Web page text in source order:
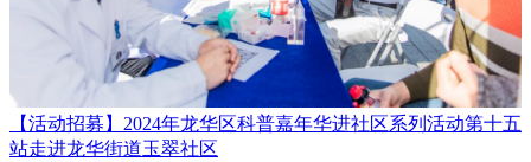
【活动招募】2024年龙华区科普嘉年华进社区系列活动第十五
站走进龙华街道玉翠社区